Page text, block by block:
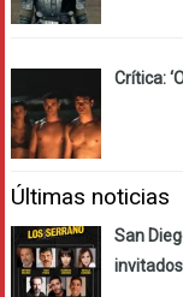
Crítica:
Últimas noticias
San